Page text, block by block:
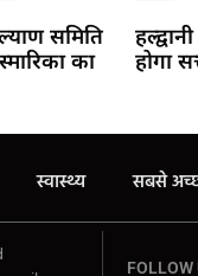
समिति
का
होगा
स्वास्थ्य सबसे
FOLLOW